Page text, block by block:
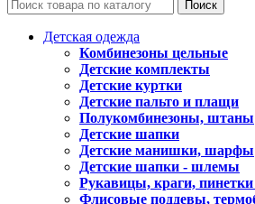
Поиск
Детская одежда
Комбинезоны цельные
Детские комплекты
Детские куртки
Детские пальто и плащи
Полукомбинезоны, штаны
Детские шапки
Детские манишки, шарфы
Детские шапки - шлемы
Рукавицы, краги, пинетки
Флисовые поддевы,